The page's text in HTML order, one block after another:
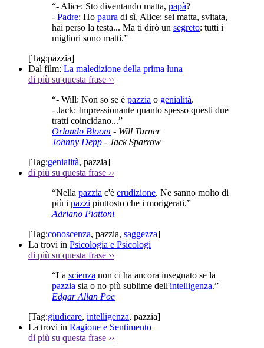
“- Alice: Sto diventando matta, papà?
- Padre: Ho paura di sì, Alice: sei matta, svitata,
hai perso la testa... Ma ti dirò un segreto: tutti i
migliori sono matti.”
[Tag:pazzia]
Dal film: La maledizione della prima luna
di più su questa frase ››
“- Will: Non so se è pazzia o genialità.
- Jack: Impressionante quanto spesso questi due
tratti coincidano...”
Orlando Bloom - Will Turner
Johnny Depp - Jack Sparrow
[Tag:genialità, pazzia]
di più su questa frase ››
“Nella pazzia c'è erudizione. Ne sanno molto di
più i pazzi piuttosto che i morigerati.”
Adriano Piattoni
[Tag:conoscenza, pazzia, saggezza]
La trovi in Psicologia e Psicologi
di più su questa frase ››
“La scienza non ci ha ancora insegnato se la
pazzia sia o no più sublime dell'intelligenza.”
Edgar Allan Poe
[Tag:giudicare, intelligenza, pazzia]
La trovi in Ragione e Sentimento
di più su questa frase ››